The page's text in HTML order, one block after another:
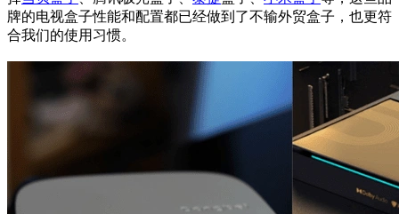
牌的电视盒子性能和配置都已经做到了不输外贸盒子，也更符
合我们的使用习惯。